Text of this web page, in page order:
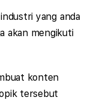
yang anda
akan mengikuti
konten
tersebut